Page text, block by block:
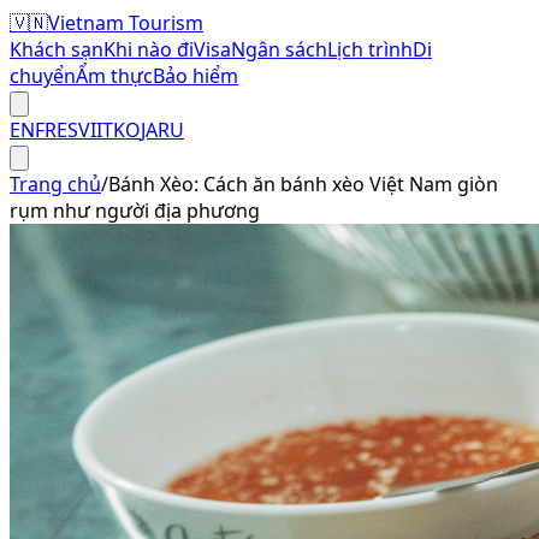
🇻🇳Vietnam Tourism
Khách sạnKhi nào điVisaNgân sáchLịch trìnhDi
chuyểnẨm thựcBảo hiểm
ENFRESVIITKOJARU
Trang chủ/Bánh Xèo: Cách ăn bánh xèo Việt Nam giòn
rụm như người địa phương